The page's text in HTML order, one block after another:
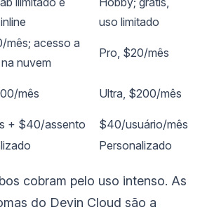
uso limitado
mês; acesso a
nuvem
Pro, $20/mês
mês Ultra, $200/mês
+ $40/assento
$40/usuário/mês
Personalizado
cobram pelo uso intenso. As
do Devin Cloud são a